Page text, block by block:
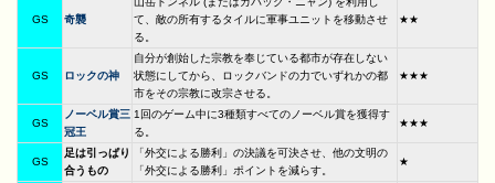
GS 奇襲
て、敵の所有するタイルに軍事ユニットを移動させ
る。
★★
GS ロックの神
自分が創始した宗教を奉じている都市が存在しない
状態にしてから、ロックバンドの力でいずれかの都
市をその宗教に改宗させる。
★★★
GS
ノーベル賞三
冠王
1回のゲーム中に3種類すべてのノーベル賞を獲得す
る。
★★★
GS
足は引っぱり
合うもの
「外交による勝利」の決議を可決させ、他の文明の
「外交による勝利」ポイントを減らす。
★